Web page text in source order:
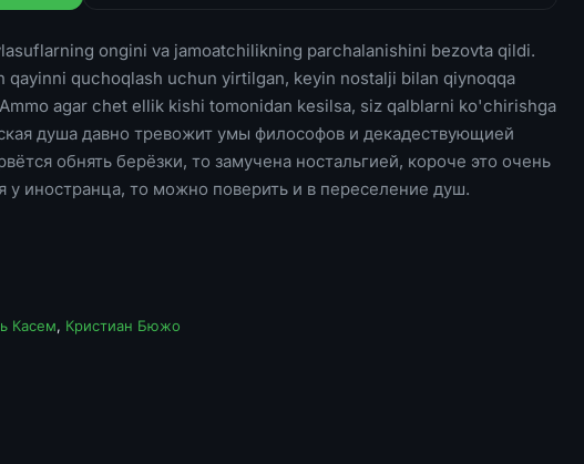
ongini va jamoatchilikning parchalanishini bezovta qildi.
quchoqlash uchun yirtilgan, keyin nostalji bilan qiynoqqa
agar chet ellik kishi tomonidan kesilsa, siz qalblarni ko'chirishga
душа давно тревожит умы философов и декадествующией
обнять берёзки, то замучена ностальгией, короче это очень
иностранца, то можно поверить и в переселение душ.
Касем, Кристиан Бюжо